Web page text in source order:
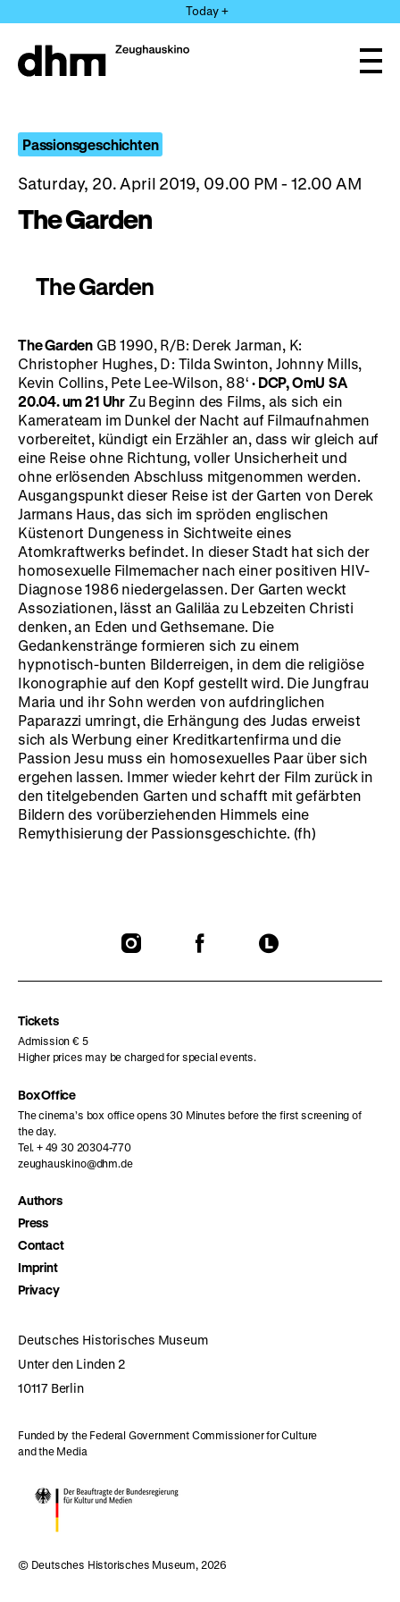
directly
the
Today +
Passionsgeschichten
Saturday, 20. April 2019, 09.00 PM - 12.00 AM
The Garden
The Garden
The Garden GB 1990, R/B: Derek Jarman, K:
Christopher Hughes, D: Tilda Swinton, Johnny Mills,
Kevin Collins, Pete Lee-Wilson, 88‘· DCP, OmU SA
20.04. um 21 UhrZu Beginn des Films, als sich ein
Kamerateam im Dunkel der Nacht auf Filmaufnahmen
vorbereitet, kündigt ein Erzähler an, dass wir gleich auf
eine Reise ohne Richtung, voller Unsicherheit und
ohne erlösenden Abschluss mitgenommen werden.
Ausgangspunkt dieser Reise ist der Garten von Derek
Jarmans Haus, das sich im spröden englischen
Küstenort Dungeness in Sichtweite eines
Atomkraftwerks befindet. In dieser Stadt hat sich der
homosexuelle Filmemacher nach einer positiven HIV-
Diagnose 1986 niedergelassen. Der Garten weckt
Assoziationen, lässt an Galiläa zu Lebzeiten Christi
denken, an Eden und Gethsemane. Die
Gedankenstränge formieren sich zu einem
hypnotisch-bunten Bilderreigen, in dem die religiöse
Ikonographie auf den Kopf gestellt wird. Die Jungfrau
Maria und ihr Sohn werden von aufdringlichen
Paparazzi umringt, die Erhängung des Judas erweist
sich als Werbung einer Kreditkartenfirma und die
Passion Jesu muss ein homosexuelles Paar über sich
ergehen lassen. Immer wieder kehrt der Film zurück in
den titelgebenden Garten und schafft mit gefärbten
Bildern des vorüberziehenden Himmels eine
Remythisierung der Passionsgeschichte. (fh)
To
To
To
Tickets
Admission € 5
Higher prices may be charged for special events.
Box Office
The cinema’s box office opens 30 Minutes before the first screening of
the day.
Tel. + 49 30 20304-770
zeughauskino@dhm.de
Authors
Press
Contact
Imprint
Privacy
Deutsches Historisches Museum
Unter den Linden 2
10117 Berlin
Funded by the Federal Government Commissioner for Culture
and the Media
© Deutsches Historisches Museum, 2026